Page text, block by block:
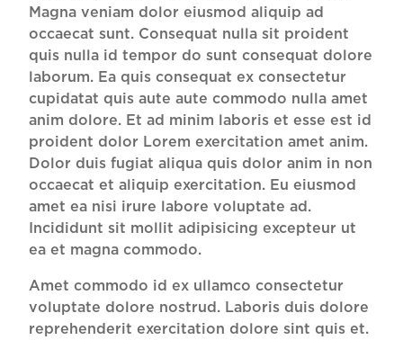
Magna veniam dolor eiusmod aliquip ad
occaecat sunt. Consequat nulla sit proident
quis nulla id tempor do sunt consequat dolore
laborum. Ea quis consequat ex consectetur
cupidatat quis aute aute commodo nulla amet
anim dolore. Et ad minim laboris et esse est id
proident dolor Lorem exercitation amet anim.
Dolor duis fugiat aliqua quis dolor anim in non
occaecat et aliquip exercitation. Eu eiusmod
amet ea nisi irure labore voluptate ad.
Incididunt sit mollit adipisicing excepteur ut
ea et magna commodo.
Amet commodo id ex ullamco consectetur
voluptate dolore nostrud. Laboris duis dolore
reprehenderit exercitation dolore sint quis et.